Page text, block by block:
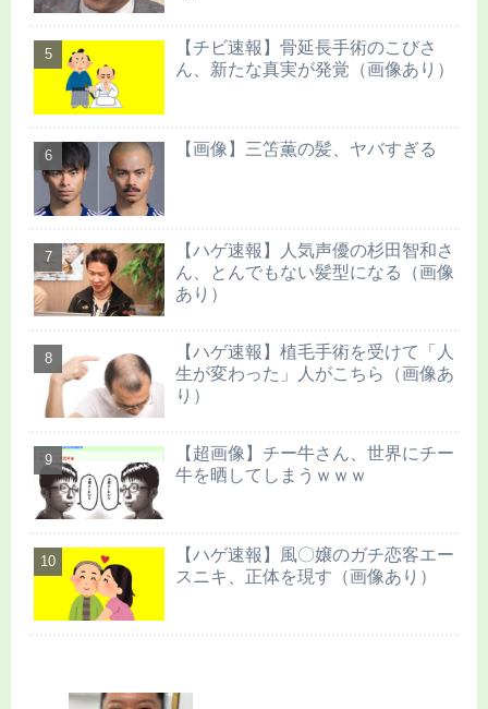
【チビ速報】骨延長手術のこびさ
ん、新たな真実が発覚（画像あり）
【画像】三笘薫の髪、ヤバすぎる
【ハゲ速報】人気声優の杉田智和さ
ん、とんでもない髪型になる（画像
あり）
【ハゲ速報】植毛手術を受けて「人
生が変わった」人がこちら（画像あ
り）
【超画像】チー牛さん、世界にチー
牛を晒してしまうｗｗｗ
【ハゲ速報】風〇嬢のガチ恋客エー
スニキ、正体を現す（画像あり）